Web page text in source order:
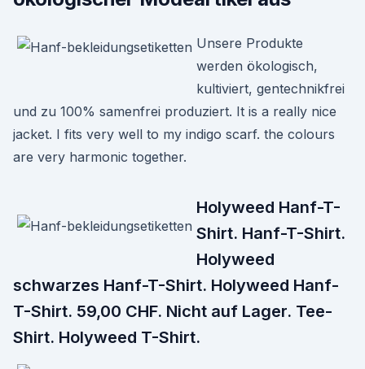
Unsere Produkte
werden ökologisch,
kultiviert, gentechnikfrei
und zu 100% samenfrei produziert. It is a really nice
jacket. I fits very well to my indigo scarf. the colours
are very harmonic together.
Holyweed Hanf-T-
Shirt. Hanf-T-Shirt.
Holyweed
schwarzes Hanf-T-Shirt. Holyweed Hanf-
T-Shirt. 59,00 CHF. Nicht auf Lager. Tee-
Shirt. Holyweed T-Shirt.